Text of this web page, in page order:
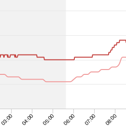
03:00 04:00 05:00 06:00 07:00 08:00